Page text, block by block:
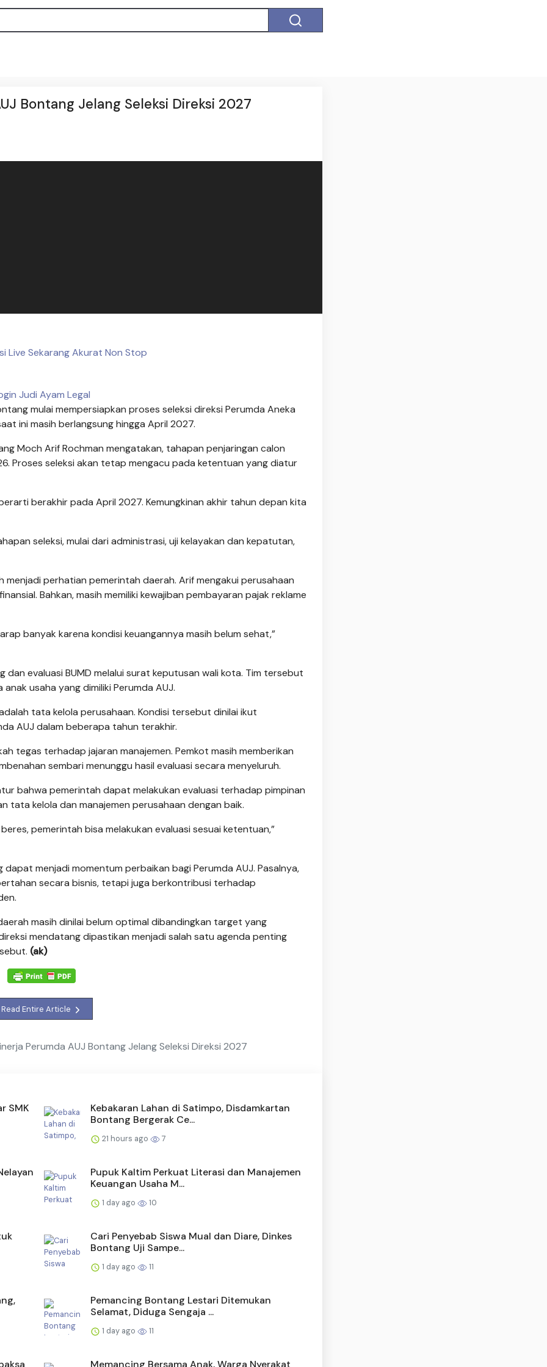
Bontang Jelang Seleksi Direksi 2027
Live Sekarang Akurat Non Stop
Judi Ayam Legal
mulai mempersiapkan proses seleksi direksi Perumda Aneka
ini masih berlangsung hingga April 2027.
Moch Arif Rochman mengatakan, tahapan penjaringan calon
Proses seleksi akan tetap mengacu pada ketentuan yang diatur
berakhir pada April 2027. Kemungkinan akhir tahun depan kita
seleksi, mulai dari administrasi, uji kelayakan dan kepatutan,
menjadi perhatian pemerintah daerah. Arif mengakui perusahaan
Bahkan, masih memiliki kewajiban pembayaran pajak reklame
banyak karena kondisi keuangannya masih belum sehat,”
evaluasi BUMD melalui surat keputusan wali kota. Tim tersebut
usaha yang dimiliki Perumda AUJ.
tata kelola perusahaan. Kondisi tersebut dinilai ikut
AUJ dalam beberapa tahun terakhir.
tegas terhadap jajaran manajemen. Pemkot masih memberikan
sembari menunggu hasil evaluasi secara menyeluruh.
bahwa pemerintah dapat melakukan evaluasi terhadap pimpinan
tata kelola dan manajemen perusahaan dengan baik.
pemerintah bisa melakukan evaluasi sesuai ketentuan,”
menjadi momentum perbaikan bagi Perumda AUJ. Pasalnya,
secara bisnis, tetapi juga berkontribusi terhadap
masih dinilai belum optimal dibandingkan target yang
mendatang dipastikan menjadi salah satu agenda penting
(ak)
Read Entire Article
Perumda AUJ Bontang Jelang Seleksi Direksi 2027
SMK
Kebakaran Lahan di Satimpo, Disdamkartan
Bontang Bergerak Ce...
21 hours ago 7
Pupuk Kaltim Perkuat Literasi dan Manajemen
Keuangan Usaha M...
1 day ago 10
Cari Penyebab Siswa Mual dan Diare, Dinkes
Bontang Uji Sampe...
1 day ago 11
Pemancing Bontang Lestari Ditemukan
Selamat, Diduga Sengaja ...
1 day ago 11